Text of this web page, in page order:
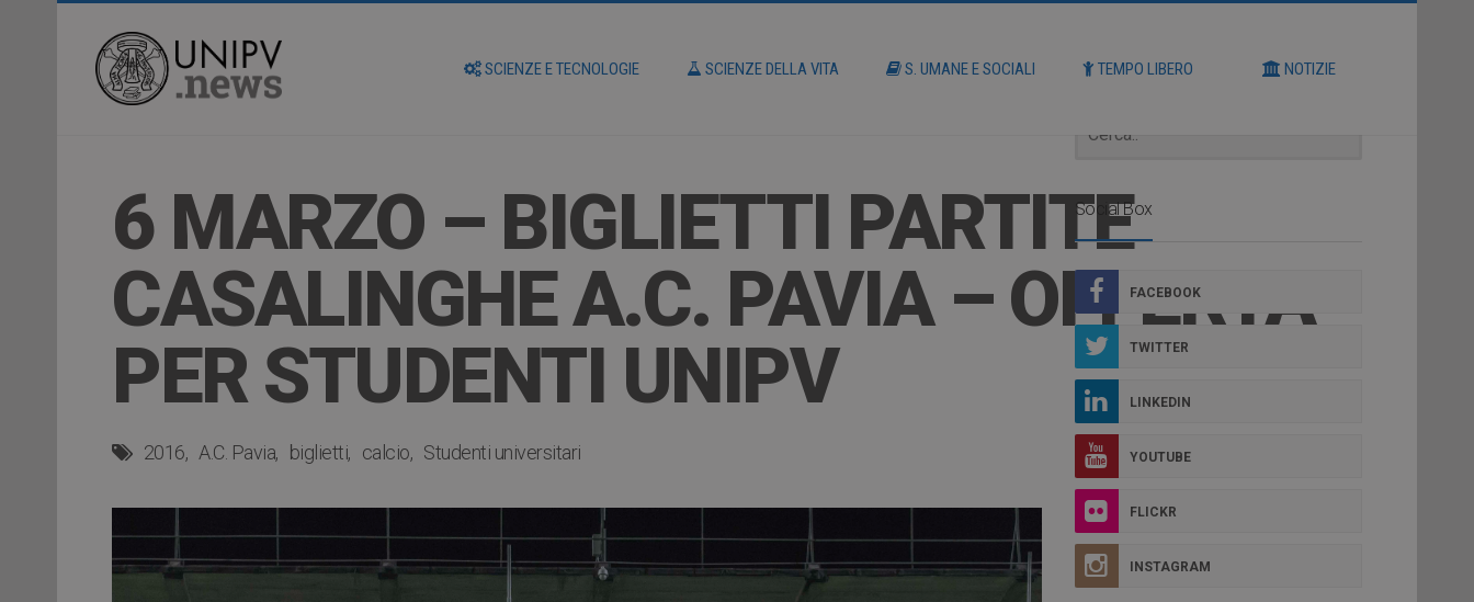
SCIENZE E TECNOLOGIE SCIENZE DELLA VITA S. UMANE E SOCIALI TEMPO LIBERO NOTIZIE
6 MARZO – BIGLIETTI PARTITE
CASALINGHE A.C. PAVIA – OFFERTA
PER STUDENTI UNIPV
2016 A.C. Pavia biglietti calcio Studenti universitari
Social Box
FACEBOOK
TWITTER
LINKEDIN
YOUTUBE
FLICKR
INSTAGRAM